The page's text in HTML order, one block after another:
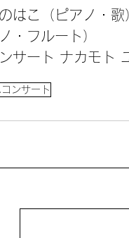
はこ（ピアノ・歌
・フルート）
サート ナカモト
ンサート